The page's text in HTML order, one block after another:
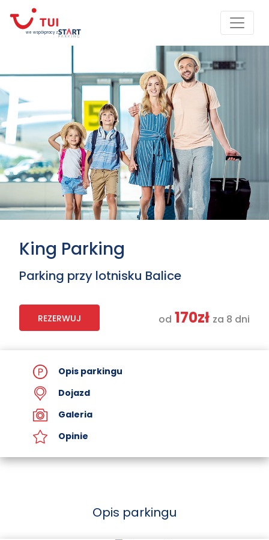
King Parking
Parking przy lotnisku Balice
REZERWUJ od 170zł za 8 dni
Opis parkingu
Dojazd
Galeria
Opinie
Opis parkingu